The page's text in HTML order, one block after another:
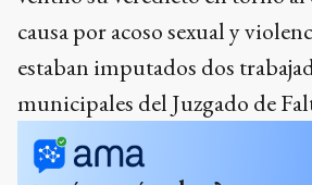
causa por acoso sexual y
estaban imputados dos
municipales del Juzgado de